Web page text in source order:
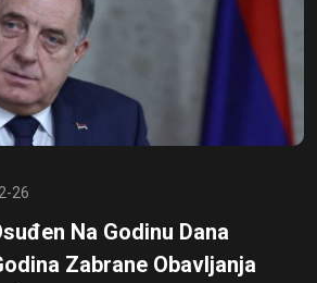
26
Na Godinu Dana
Zabrane Obavljanja